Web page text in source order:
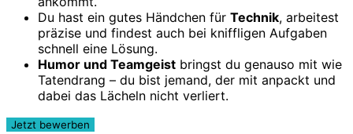
Du hast ein gutes Händchen für Technik, arbeitest
präzise und findest auch bei kniffligen Aufgaben
schnell eine Lösung.
Humor und Team­geist bringst du genauso mit wie
Tatendrang – du bist jemand, der mit anpackt und
dabei das Lächeln nicht verliert.